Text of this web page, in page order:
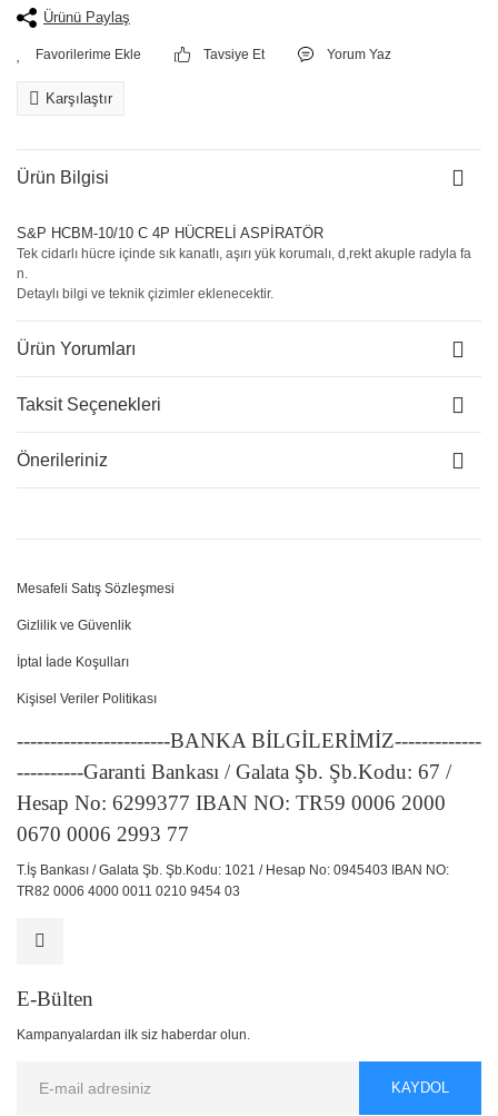
Ürünü Paylaş
Tavsiye Et Yorum Yaz
Karşılaştır
Ürün Bilgisi
S&P HCBM-10/10 C 4P HÜCRELİ ASPİRATÖR
Tek cidarlı hücre içinde sık kanatlı, aşırı yük korumalı, d,rekt akuple radyla fa
n.
Detaylı bilgi ve teknik çizimler eklenecektir.
Ürün Yorumları
Taksit Seçenekleri
Önerileriniz
Mesafeli Satış Sözleşmesi
Gizlilik ve Güvenlik
İptal İade Koşulları
Kişisel Veriler Politikası
-----------------------BANKA BİLGİLERİMİZ-------------
----------Garanti Bankası / Galata Şb. Şb.Kodu: 67 /
Hesap No: 6299377 IBAN NO: TR59 0006 2000
0670 0006 2993 77
T.İş Bankası / Galata Şb. Şb.Kodu: 1021 / Hesap No: 0945403 IBAN NO:
TR82 0006 4000 0011 0210 9454 03
E-Bülten
Kampanyalardan ilk siz haberdar olun.
KAYDOL